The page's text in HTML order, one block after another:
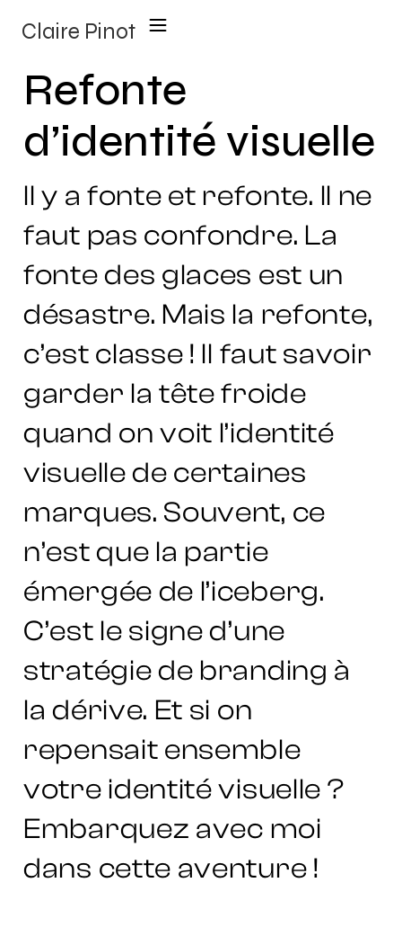
Claire Pinot
Refonte
d’identité visuelle
Il y a fonte et refonte. Il ne
faut pas confondre. La
fonte des glaces est un
désastre. Mais la refonte,
c’est classe ! Il faut savoir
garder la tête froide
quand on voit l’identité
visuelle de certaines
marques. Souvent, ce
n’est que la partie
émergée de l’iceberg.
C’est le signe d’une
stratégie de branding à
la dérive. Et si on
repensait ensemble
votre identité visuelle ?
Embarquez avec moi
dans cette aventure !